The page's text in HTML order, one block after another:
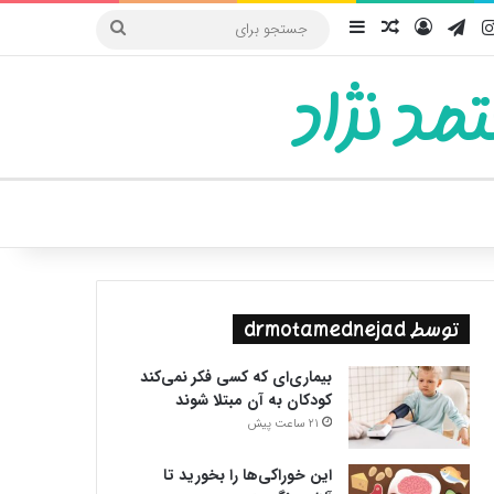
اینستاگرام
تلگرامورودنوشته تصادفی
سایدبار
جستجو
نژاد
پوسته
توسط drmotamednejad
بیماری‌ای که کسی فکر نمی‌کند
کودکان به آن مبتلا شوند
21 ساعت پیش
این خوراکی‌ها را بخورید تا